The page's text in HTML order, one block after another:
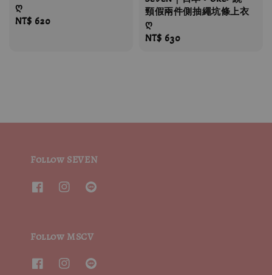
ღ
Regular
NT$ 620
頸假兩件側抽繩坑條上衣
ღ
Regular
NT$ 630
Follow SEVEN
Follow MSCV